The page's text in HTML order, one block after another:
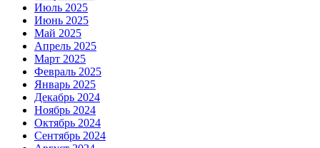
Июль 2025
Июнь 2025
Май 2025
Апрель 2025
Март 2025
Февраль 2025
Январь 2025
Декабрь 2024
Ноябрь 2024
Октябрь 2024
Сентябрь 2024